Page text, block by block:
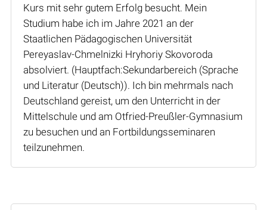
Kurs mit sehr gutem Erfolg besucht. Mein
Studium habe ich im Jahre 2021 an der
Staatlichen Pädagogischen Universität
Pereyaslav-Chmelnizki Hryhoriy Skovoroda
absolviert. (Hauptfach:Sekundarbereich (Sprache
und Literatur (Deutsch)). Ich bin mehrmals nach
Deutschland gereist, um den Unterricht in der
Mittelschule und am Otfried-Preußler-Gymnasium
zu besuchen und an Fortbildungsseminaren
teilzunehmen.